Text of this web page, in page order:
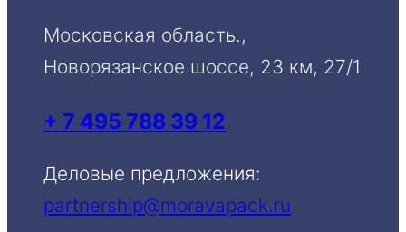
Московская область.,
Новорязанское шоссе, 23 км, 27/1
+ 7 495 788 39 12
Деловые предложения:
partnership@moravapack.ru